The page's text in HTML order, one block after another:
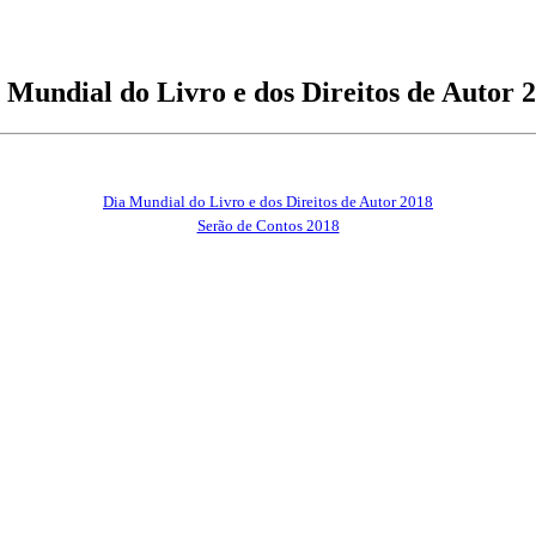
Mundial do Livro e dos Direitos de Autor
Dia Mundial do Livro e dos Direitos de Autor 2018
Serão de Contos 2018